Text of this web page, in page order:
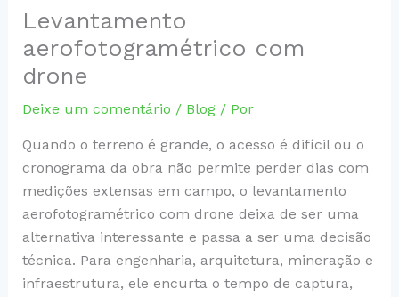
Levantamento
aerofotogramétrico com
drone
Deixe um comentário / Blog/ Por
Quando o terreno é grande, o acesso é difícil ou o
cronograma da obra não permite perder dias com
medições extensas em campo, o levantamento
aerofotogramétrico com drone deixa de ser uma
alternativa interessante e passa a ser uma decisão
técnica. Para engenharia, arquitetura, mineração e
infraestrutura, ele encurta o tempo de captura,